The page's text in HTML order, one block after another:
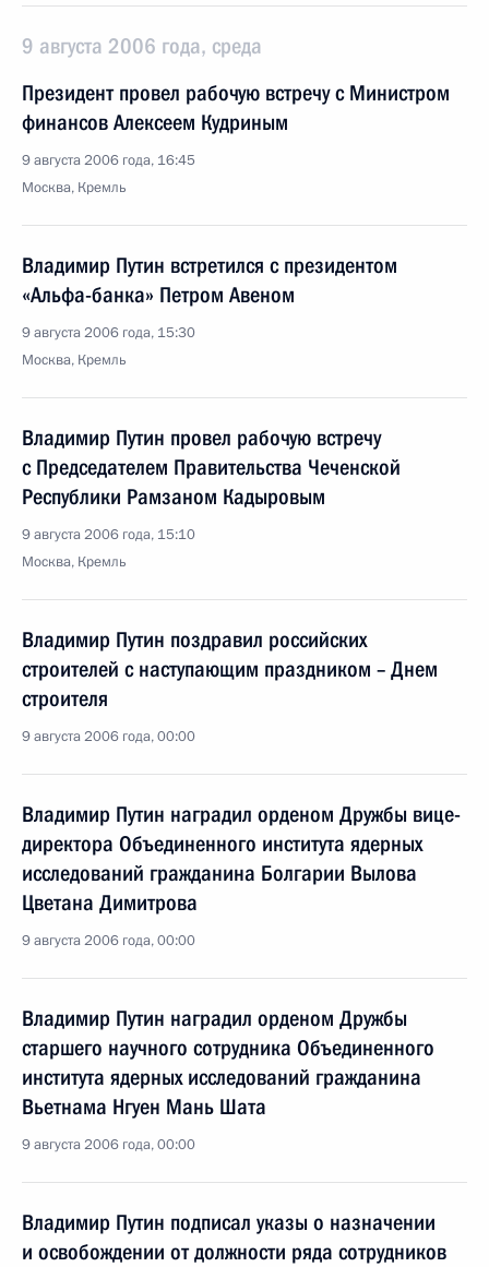
9 августа 2006 года, среда
Президент провел рабочую встречу с Министром
финансов Алексеем Кудриным
9 августа 2006 года, 16:45
Москва, Кремль
Владимир Путин встретился с президентом
«Альфа-банка» Петром Авеном
9 августа 2006 года, 15:30
Москва, Кремль
Владимир Путин провел рабочую встречу
с Председателем Правительства Чеченской
Республики Рамзаном Кадыровым
9 августа 2006 года, 15:10
Москва, Кремль
Владимир Путин поздравил российских
строителей с наступающим праздником – Днем
строителя
9 августа 2006 года, 00:00
Владимир Путин наградил орденом Дружбы вице-
директора Объединенного института ядерных
исследований гражданина Болгарии Вылова
Цветана Димитрова
9 августа 2006 года, 00:00
Владимир Путин наградил орденом Дружбы
старшего научного сотрудника Объединенного
института ядерных исследований гражданина
Вьетнама Нгуен Мань Шата
9 августа 2006 года, 00:00
Владимир Путин подписал указы о назначении
и освобождении от должности ряда сотрудников